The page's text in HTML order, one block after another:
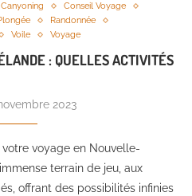
Canyoning
Conseil Voyage
Randonnée
Voile Voyage
: QUELLES ACTIVITÉS
2023
voyage en Nouvelle-
terrain de jeu, aux
offrant des possibilités infinies